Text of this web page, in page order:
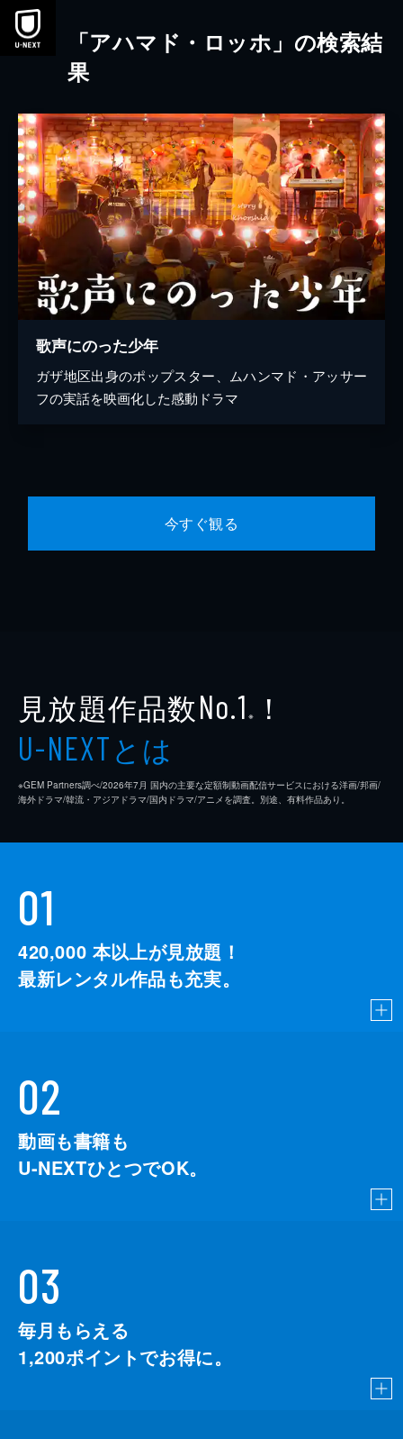
本文へスキップ
「アハマド・ロッホ」の検索結
果
歌声にのった少年
ガザ地区出身のポップスター、ムハンマド・アッサー
フの実話を映画化した感動ドラマ
今すぐ観る
見放題作品数No.1 ※ ！
U-NEXTとは
※GEM Partners調べ/2026年7⽉ 国内の主要な定額制動画配信サービスにおける洋画/邦画/
海外ドラマ/韓流・アジアドラマ/国内ドラマ/アニメを調査。別途、有料作品あり。
01
420,000 本以上が見放題！
最新レンタル作品も充実。
02
動画も書籍も
U-NEXTひとつでOK。
03
毎月もらえる
1,200ポイントでお得に。